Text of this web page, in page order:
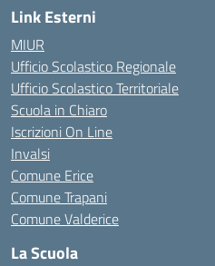
Link Esterni
MIUR
Ufficio Scolastico Regionale
Ufficio Scolastico Territoriale
Scuola in Chiaro
Iscrizioni On Line
Invalsi
Comune Erice
Comune Trapani
Comune Valderice
La Scuola